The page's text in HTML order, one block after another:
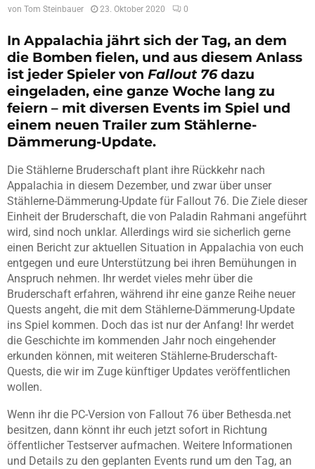
von Tom Steinbauer 23. Oktober 2020 0
In Appalachia jährt sich der Tag, an dem
die Bomben fielen, und aus diesem Anlass
ist jeder Spieler von Fallout 76dazu
eingeladen, eine ganze Woche lang zu
feiern – mit diversen Events im Spiel und
einem neuen Trailer zum Stählerne-
Dämmerung-Update.
Die Stählerne Bruderschaft plant ihre Rückkehr nach
Appalachia in diesem Dezember, und zwar über unser
Stählerne-Dämmerung-Update für Fallout 76. Die Ziele dieser
Einheit der Bruderschaft, die von Paladin Rahmani angeführt
wird, sind noch unklar. Allerdings wird sie sicherlich gerne
einen Bericht zur aktuellen Situation in Appalachia von euch
entgegen und eure Unterstützung bei ihren Bemühungen in
Anspruch nehmen. Ihr werdet vieles mehr über die
Bruderschaft erfahren, während ihr eine ganze Reihe neuer
Quests angeht, die mit dem Stählerne-Dämmerung-Update
ins Spiel kommen. Doch das ist nur der Anfang! Ihr werdet
die Geschichte im kommenden Jahr noch eingehender
erkunden können, mit weiteren Stählerne-Bruderschaft-
Quests, die wir im Zuge künftiger Updates veröffentlichen
wollen.
Wenn ihr die PC-Version von Fallout 76 über Bethesda.net
besitzen, dann könnt ihr euch jetzt sofort in Richtung
öffentlicher Testserver aufmachen. Weitere Informationen
und Details zu den geplanten Events rund um den Tag, an